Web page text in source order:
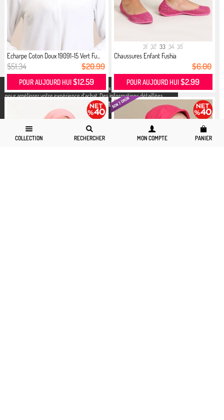
X
Nous utilisons des cookies conformément aux réglementations légales
pour améliorer votre expérience d`achat. Des informations détaillées
peuvent être consultées sur notre page,Politique de cookies
COLLECTION RECHERCHER MON COMPTE PANIER
Echarpe Coton Doux 19091-15 Vert Fu...
$51.34 $20.99
POUR AUJOURD HUI $12.59
31 32 33 34 35
Chaussures Enfant Fushia
$6.00
POUR AUJOURD HUI$2.99